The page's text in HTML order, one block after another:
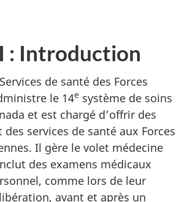
: Introduction
de santé des Forces
le 14e système de soins
et est chargé d’offrir des
services de santé aux Forces
Il gère le volet médecine
des examens médicaux
comme lors de leur
avant et après un